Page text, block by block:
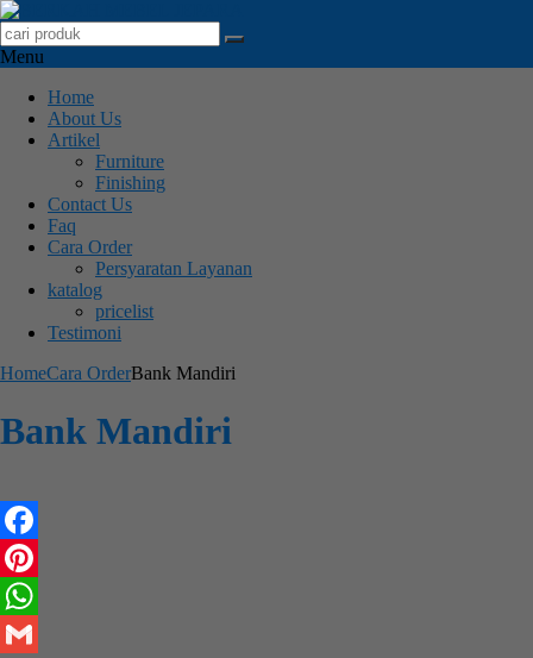
Menu
Home
About Us
Artikel
Furniture
Finishing
Contact Us
Faq
Cara Order
Persyaratan Layanan
katalog
pricelist
Testimoni
HomeCara OrderBank Mandiri
Bank Mandiri
Facebook
Pinterest
WhatsApp